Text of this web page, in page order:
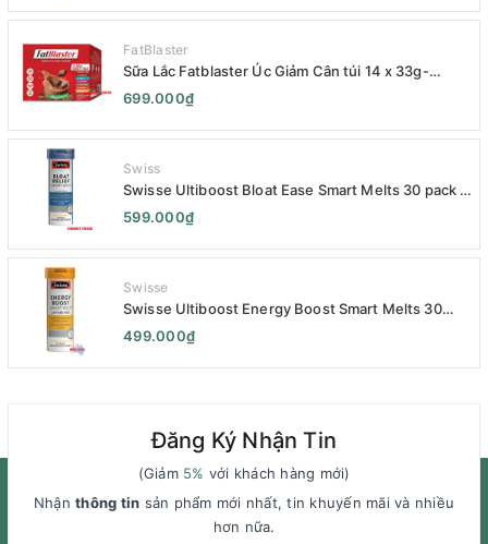
FatBlaster
Sữa Lắc Fatblaster Úc Giảm Cân túi 14 x 33g-
Naturopathica Fatblaster Weight Loss Shake
Variety Pack 14 x 33g - Sữa Giảm Cân
699.000₫
Swiss
Swisse Ultiboost Bloat Ease Smart Melts 30 pack -
Kẹo Ngậm Giảm Đầy Hơi Táo Bón Kèm Men Tiêu
Hóa - Swisse Bloat Relief Smart Melt 30 Viên
599.000₫
Swisse
Swisse Ultiboost Energy Boost Smart Melts 30
pack - Viên uống Tăng cường năng lượng tan chảy
thông minh 30 viên
499.000₫
Đăng Ký Nhận Tin
(Giảm 5% với khách hàng mới)
Nhậnthông tin sản phẩm mới nhất, tin khuyến mãi và nhiều
hơn nữa.